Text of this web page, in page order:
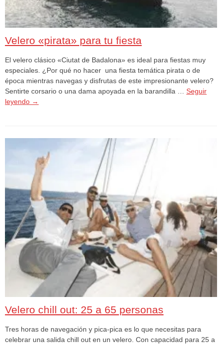
Velero «pirata» para tu fiesta
El velero clásico «Ciutat de Badalona» es ideal para fiestas muy
especiales. ¿Por qué no hacer una fiesta temática pirata o de
época mientras navegas y disfrutas de este impresionante velero?
Sentirte corsario o una dama apoyada en la barandilla … Seguir
leyendo →
Velero chill out: 25 a 65 personas
Tres horas de navegación y pica-pica es lo que necesitas para
celebrar una salida chill out en un velero. Con capacidad para 25 a